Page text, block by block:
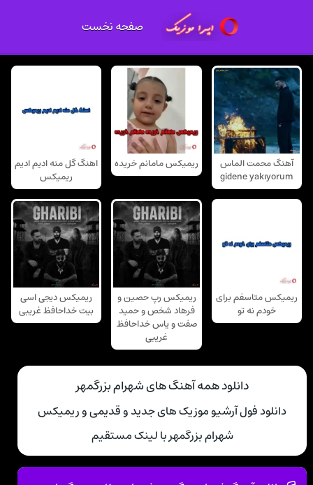
صفحه نخست
آهنگ محمت الماس
gidene yakıyorum
ریمیکس مامانم خریده
اهنگ گل منه ادیم ادیم
ریمیکس
ریمیکس متاسفم برای
خودم نه تو
ریمیکس رپ حصین و
فرهاد شخص و حمید
صفت و یاس خداحافظ
غریبی
ریمیکس دیجی اسی
بیت خداحافظ غریبی
دانلود همه آهنگ های شهرام بزرگمهر
دانلود فول آرشیو موزیک های جدید و قدیمی و ریمیکس
شهرام بزرگمهر با لینک مستقیم